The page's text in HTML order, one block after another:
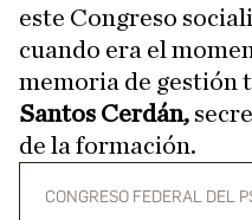
este Congreso
cuando era el
memoria de gestión
Santos Cerdán,
de la formación.
CONGRESO FEDERAL DEL